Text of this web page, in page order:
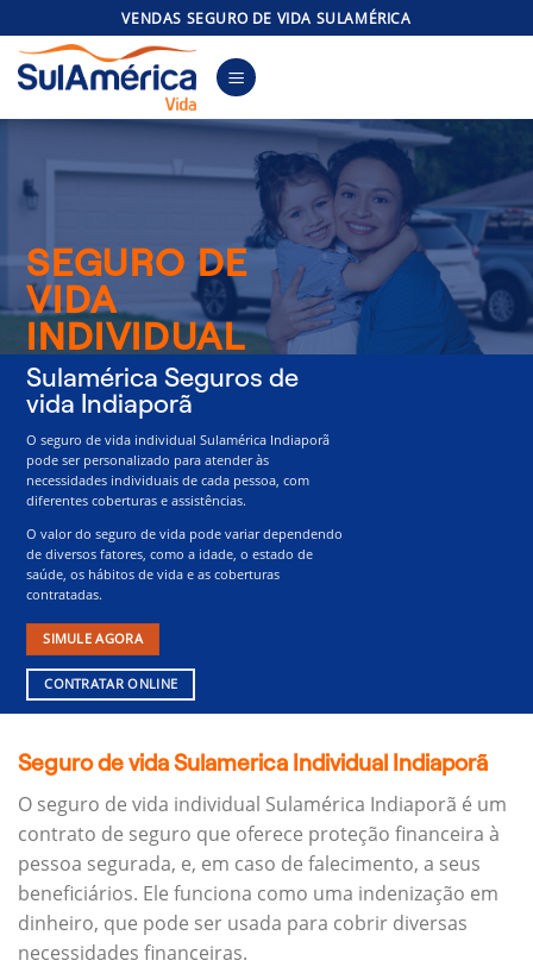
to
content
VENDAS SEGURO DE VIDA SULAMÉRICA
SEGURO DE
VIDA
INDIVIDUAL
Sulamérica Seguros de
vida Indiaporã
O seguro de vida individual Sulamérica Indiaporã
pode ser personalizado para atender às
necessidades individuais de cada pessoa, com
diferentes coberturas e assistências.
O valor do seguro de vida pode variar dependendo
de diversos fatores, como a idade, o estado de
saúde, os hábitos de vida e as coberturas
contratadas.
SIMULE AGORA
CONTRATAR ONLINE
Seguro de vida Sulamerica Individual Indiaporã
O seguro de vida individual Sulamérica Indiaporã é um
contrato de seguro que oferece proteção financeira à
pessoa segurada, e, em caso de falecimento, a seus
beneficiários. Ele funciona como uma indenização em
dinheiro, que pode ser usada para cobrir diversas
necessidades financeiras.